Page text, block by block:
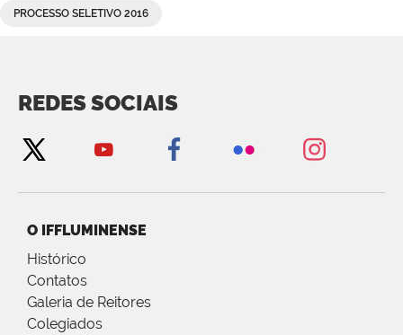
PROCESSO SELETIVO 2016
REDES SOCIAIS
O IFFLUMINENSE
Histórico
Contatos
Galeria de Reitores
Colegiados